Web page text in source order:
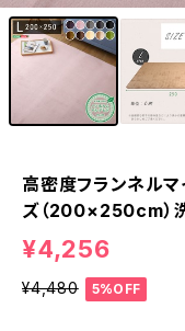
高密度フランネルマ
ズ（200×250cm）
¥4,256
¥4,480 5%OFF